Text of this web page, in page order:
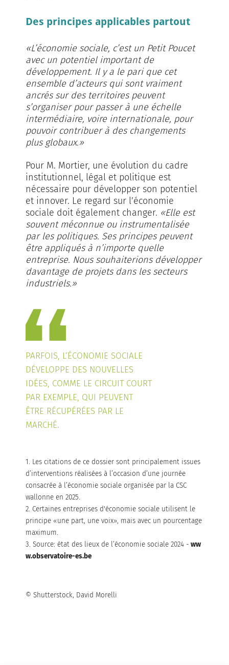
Des principes applicables partout
«L’économie sociale, c’est un Petit Poucet
avec un potentiel important de
développement. Il y a le pari que cet
ensemble d’acteurs qui sont vraiment
ancrés sur des territoires peuvent
s’organiser pour passer à une échelle
intermédiaire, voire internationale, pour
pouvoir contribuer à des changements
plus globaux.»
Pour M. Mortier, une évo­lution du cadre
institutionnel, légal et politique est
nécessaire pour développer son po­­tentiel
et innover. Le regard sur l’économie
sociale doit également changer. «Elle est
souvent méconnue ou instrumentalisée
par les politiques. Ses principes peuvent
être appliqués à n’importe quelle
entreprise. Nous souhaiterions développer
davantage de pro­jets dans les secteurs
industriels.»
PARFOIS, L’ÉCONOMIE SOCIALE
DÉVELOPPE DES NOUVELLES
IDÉES, COMME LE CIRCUIT COURT
PAR EXEMPLE, QUI PEUVENT
ÊTRE RÉCUPÉRÉES PAR LE
MARCHÉ.
1. Les citations de ce dossier sont principalement issues
d’interventions réalisées à l’occasion d’une journée
consacrée à l’économie sociale organisée par la CSC
wallonne en 2025.
2. Certaines entreprises d'économie sociale utilisent le
principe «une part, une voix», mais avec un pourcentage
maximum.
3. Source: état des lieux de l’économie sociale 2024 - ww
w.observatoire-es.be
© Shutterstock, David Morelli